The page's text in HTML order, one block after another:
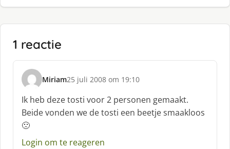
1 reactie
Miriam
s
c
h
r
e
e
25 juli 2008 om 19:10
Ik heb deze tosti voor 2 personen gemaakt.
Beide vonden we de tosti een beetje smaakloos
🙁
Login om te reageren